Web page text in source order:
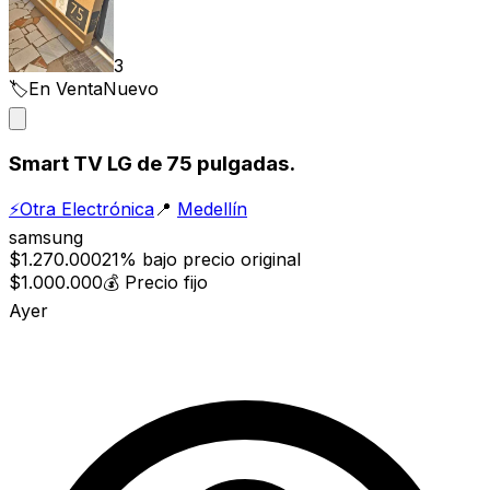
3
🏷️En VentaNuevo
Smart TV LG de 75 pulgadas.
⚡Otra Electrónica 📍 Medellín
samsung
$1.270.00021% bajo precio original
$1.000.000💰 Precio fijo
Ayer